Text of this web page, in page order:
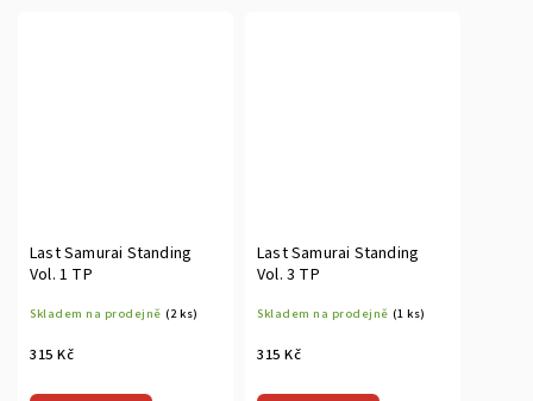
Last Samurai Standing
Vol. 1 TP
Skladem na prodejně (2 ks)
315 Kč
Last Samurai Standing
Vol. 3 TP
Skladem na prodejně (1 ks)
315 Kč